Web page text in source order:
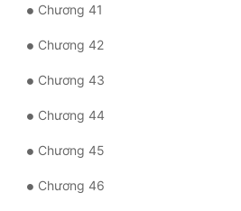
Vô Địch Lưu
Xây Dựng Thế Lực
Đam Mỹ
Đẹp Hiệp
Chương 41
Chương 42
Chương 43
Chương 44
Chương 45
Chương 46